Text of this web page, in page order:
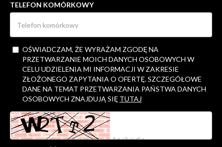
TELEFON KOMÓRKOWY
OŚWIADCZAM, ŻE WYRAŻAM ZGODĘ NA
PRZETWARZANIE MOICH DANYCH OSOBOWYCH W
CELU UDZIELENIA MI INFORMACJI W ZAKRESIE
ZŁOŻONEGO ZAPYTANIA O OFERTĘ. SZCZEGÓŁOWE
DANE NA TEMAT PRZETWARZANIA PAŃSTWA DANYCH
OSOBOWYCH ZNAJDUJĄ SIĘ TUTAJ